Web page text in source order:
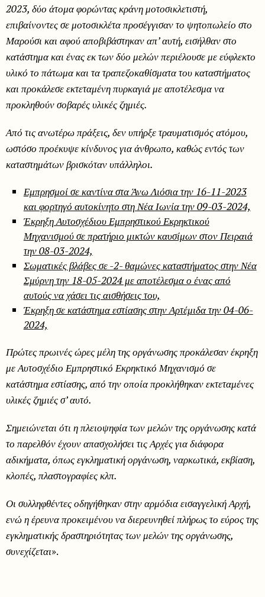
2023, δύο άτομα φορώντας κράνη μοτοσικλετιστή,
επιβαίνοντες σε μοτοσικλέτα προσέγγισαν το ψητοπωλείο στο
Μαρούσι και αφού αποβιβάστηκαν απ’ αυτή, εισήλθαν στο
κατάστημα και ένας εκ των δύο μελών περιέλουσε με εύφλεκτο
υλικό το πάτωμα και τα τραπεζοκαθίσματα του καταστήματος
και προκάλεσε εκτεταμένη πυρκαγιά με αποτέλεσμα να
προκληθούν σοβαρές υλικές ζημιές.
Από τις ανωτέρω πράξεις, δεν υπήρξε τραυματισμός ατόμου,
ωστόσο προέκυψε κίνδυνος για άνθρωπο, καθώς εντός των
καταστημάτων βρισκόταν υπάλληλοι.
Εμπρησμοί σε καντίνα στα Άνω Λιόσια την 16-11-2023
και φορτηγό αυτοκίνητο στη Νέα Ιωνία την 09-03-2024,
Έκρηξη Αυτοσχέδιου Εμπρηστικού Εκρηκτικού
Μηχανισμού σε πρατήριο μικτών καυσίμων στον Πειραιά
την 08-03-2024,
Σωματικές βλάβες σε -2- θαμώνες καταστήματος στην Νέα
Σμύρνη την 18-05-2024 με αποτέλεσμα ο ένας από
αυτούς να χάσει τις αισθήσεις του,
Έκρηξη σε κατάστημα εστίασης στην Αρτέμιδα την 04-06-
2024,
Πρώτες πρωινές ώρες μέλη της οργάνωσης προκάλεσαν έκρηξη
με Αυτοσχέδιο Εμπρηστικό Εκρηκτικό Μηχανισμό σε
κατάστημα εστίασης, από την οποία προκλήθηκαν εκτεταμένες
υλικές ζημιές σ’ αυτό.
Σημειώνεται ότι η πλειοψηφία των μελών της οργάνωσης κατά
το παρελθόν έχουν απασχολήσει τις Αρχές για διάφορα
αδικήματα, όπως εγκληματική οργάνωση, ναρκωτικά, εκβίαση,
κλοπές, πλαστογραφίες κλπ.
Οι συλληφθέντες οδηγήθηκαν στην αρμόδια εισαγγελική Αρχή,
ενώ η έρευνα προκειμένου να διερευνηθεί πλήρως το εύρος της
εγκληματικής δραστηριότητας των μελών της οργάνωσης,
συνεχίζεται».